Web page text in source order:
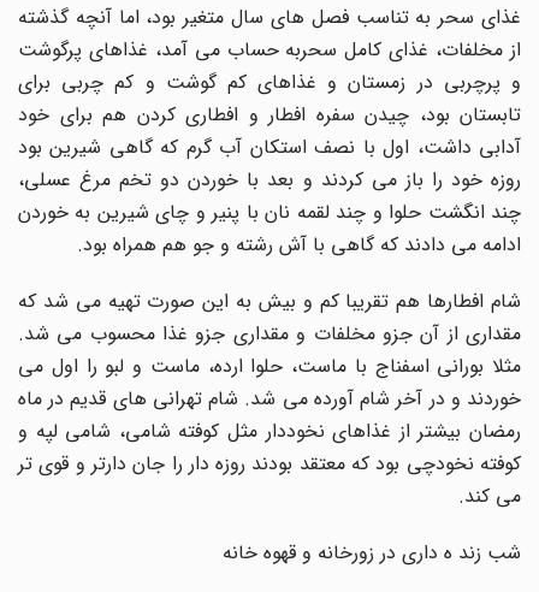
غذای سحر به تناسب فصل های سال متغیر بود، اما آنچه گذشته
از مخلفات، غذای کامل سحربه حساب می آمد، غذاهای پرگوشت
و پرچربی در زمستان و غذاهای کم گوشت و کم چربی برای
تابستان بود، چیدن سفره افطار و افطاری کردن هم برای خود
آدابی داشت، اول با نصف استکان آب گرم که گاهی شیرین بود
روزه خود را باز می کردند و بعد با خوردن دو تخم مرغ عسلی،
چند انگشت حلوا و چند لقمه نان با پنیر و چای شیرین به خوردن
ادامه می دادند که گاهی با آش رشته و جو هم همراه بود.
شام افطارها هم تقریبا کم و بیش به این صورت تهیه می شد که
مقداری از آن جزو مخلفات و مقداری جزو غذا محسوب می شد.
مثلا بورانی اسفناج با ماست، حلوا ارده، ماست و لبو را اول می
خوردند و در آخر شام آورده می شد. شام تهرانی های قدیم در ماه
رمضان بیشتر از غذاهای نخوددار مثل کوفته شامی، شامی لپه و
کوفته نخودچی بود که معتقد بودند روزه دار را جان دارتر و قوی تر
می کند.
شب زند ه داری در زورخانه و قهوه خانه